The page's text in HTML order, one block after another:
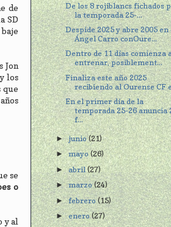
de
SD
Jon
los
que
se
o
y al
De los 8 rojiblancs fichados
la temporada 25-...
Despide 2025 y abre 2005 en
Ángel Carro conOure...
Dentro de 11 días comienza
entrenar, posiblement...
Finaliza este año 2025
recibiendo al Ourense CF
En el primer día de la
temporada 25-26 anuncia
f...
►junio(21)
►mayo(26)
►abril(27)
►marzo(24)
►febrero(15)
►enero(27)